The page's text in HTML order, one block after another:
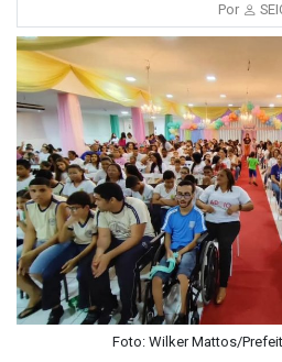
Por
Foto: Wilker Mattos/